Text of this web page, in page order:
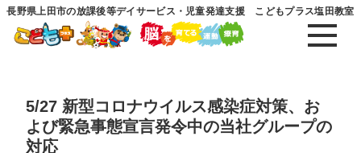
長野県上田市の放課後等デイサービス・児童発達支援 こどもプラス塩田教室
5/27 新型コロナウイルス感染症対策、お
よび緊急事態宣言発令中の当社グループの
対応